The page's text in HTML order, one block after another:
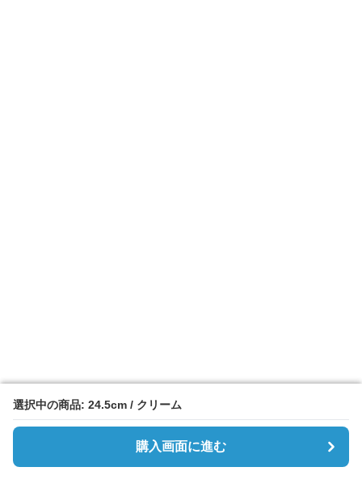
選択中の商品: 24.5cm / クリーム
購入画面に進む
選択中の商品: 24.5cm / クリーム
購入画面に進む